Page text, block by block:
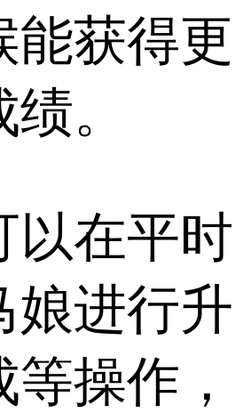
能获得更
。
以在平时
娘进行升
操作，